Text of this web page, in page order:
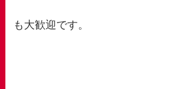
も大歓迎です。